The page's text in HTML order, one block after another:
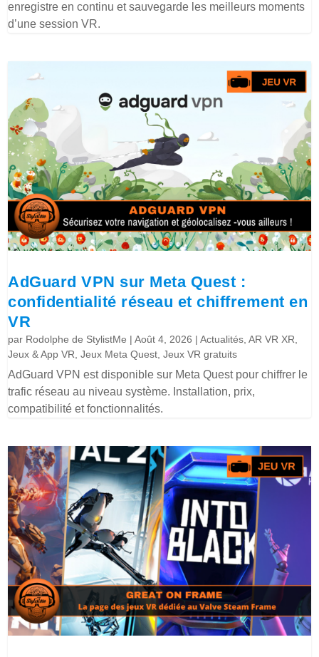
enregistre en continu et sauvegarde les meilleurs moments
d’une session VR.
AdGuard VPN sur Meta Quest :
confidentialité réseau et chiffrement en
VR
par Rodolphe de StylistMe |Août 4, 2026 |Actualités,AR VR XR,
Jeux & App VR,Jeux Meta Quest,Jeux VR gratuits
AdGuard VPN est disponible sur Meta Quest pour chiffrer le
trafic réseau au niveau système. Installation, prix,
compatibilité et fonctionnalités.